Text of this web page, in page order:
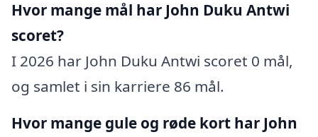
Hvor mange mål har John Duku Antwi
scoret?
I 2026 har John Duku Antwi scoret 0 mål,
og samlet i sin karriere 86 mål.
Hvor mange gule og røde kort har John